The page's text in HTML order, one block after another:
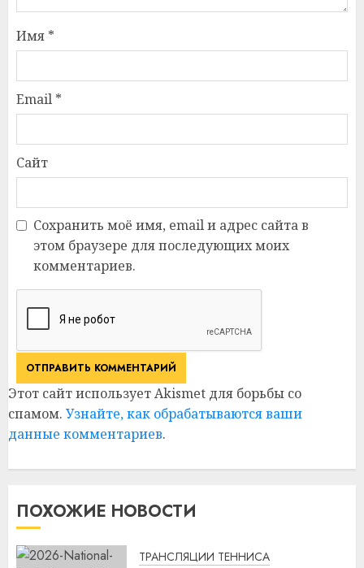
Имя *
Email *
Сайт
Сохранить моё имя, email и адрес сайта в
этом браузере для последующих моих
комментариев.
Этот сайт использует Akismet для борьбы со
спамом. Узнайте, как обрабатываются ваши
данные комментариев.
ПОХОЖИЕ НОВОСТИ
ТРАНСЛЯЦИИ ТЕННИСА